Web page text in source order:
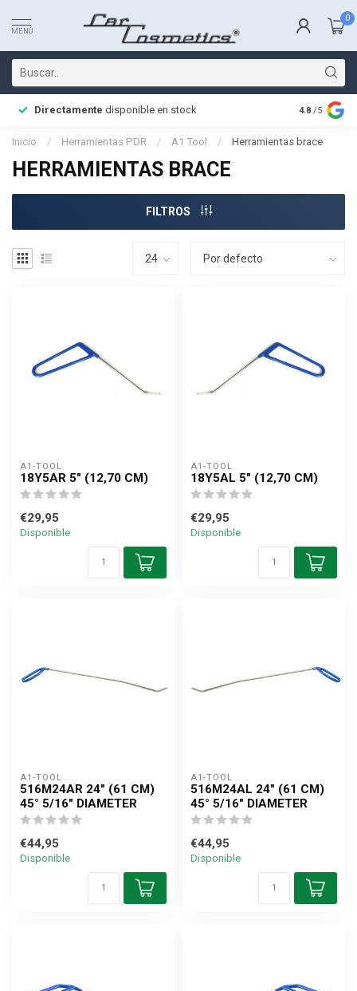
MENÚ
0
Directamente disponible en stock Entrega
4.8 /5
Inicio / Herramientas PDR / A1 Tool / Herramientas brace
HERRAMIENTAS BRACE
FILTROS
A1-TOOL
18Y5AR 5" (12,70 CM)
€29,95
Disponible
A1-TOOL
18Y5AL 5" (12,70 CM)
€29,95
Disponible
A1-TOOL
516M24AR 24" (61 CM)
45° 5/16" DIAMETER
€44,95
Disponible
A1-TOOL
516M24AL 24" (61 CM)
45° 5/16" DIAMETER
€44,95
Disponible